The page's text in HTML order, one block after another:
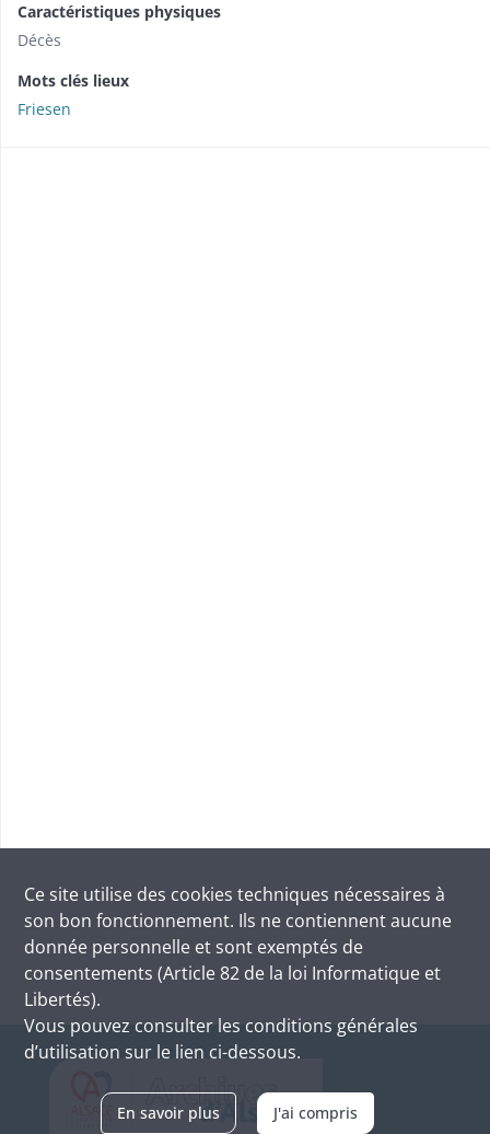
Caractéristiques physiques
Décès
Mots clés lieux
Friesen
Ce site utilise des cookies techniques nécessaires à
son bon fonctionnement. Ils ne contiennent aucune
donnée personnelle et sont exemptés de
consentements (Article 82 de la loi Informatique et
Libertés).
Vous pouvez consulter les conditions générales
d’utilisation sur le lien ci-dessous.
En savoir plus J'ai compris